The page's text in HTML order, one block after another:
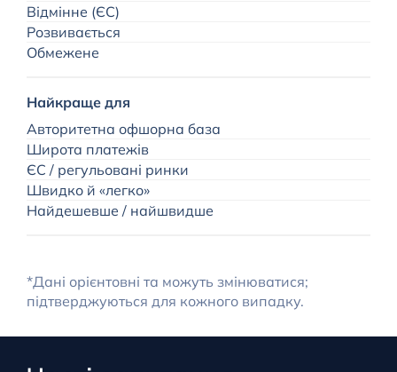
Відмінне (ЄС)
Розвивається
Обмежене
Найкраще для
Авторитетна офшорна база
Широта платежів
ЄС / регульовані ринки
Швидко й «легко»
Найдешевше / найшвидше
*Дані орієнтовні та можуть змінюватися;
підтверджуються для кожного випадку.